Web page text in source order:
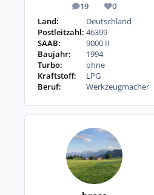
19
Beiträge 0
Reputation
Land:
Deutschland
Postleitzahl: 46399
SAAB:
9000 II
Baujahr:
1994
Turbo:
ohne
Kraftstoff:
LPG
Beruf:
Werkzeugmacher